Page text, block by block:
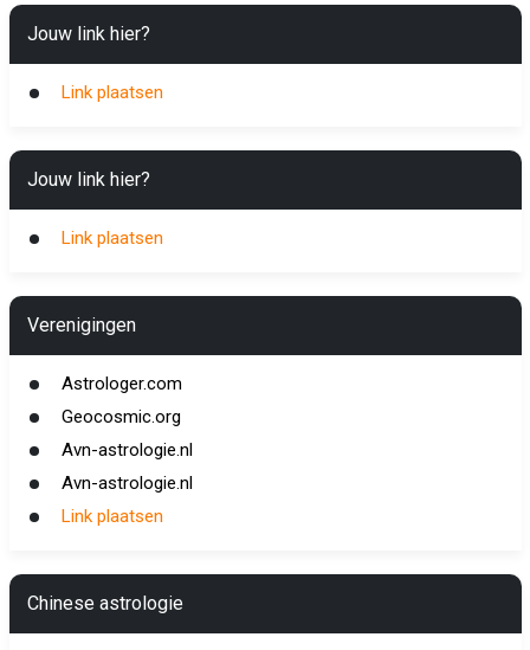
Jouw link hier?
Link plaatsen
Jouw link hier?
Link plaatsen
Verenigingen
Astrologer.com
Geocosmic.org
Avn-astrologie.nl
Avn-astrologie.nl
Link plaatsen
Chinese astrologie